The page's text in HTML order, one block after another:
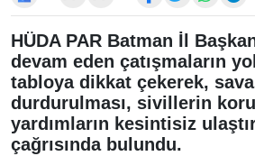
HÜDA PAR Batman İl
devam eden çatışmaların
tabloya dikkat çekerek,
durdurulması, sivillerin
yardımların kesintisiz
çağrısında bulundu.